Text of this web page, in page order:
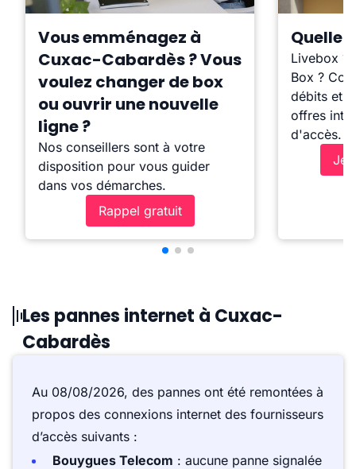
Vous emménagez à
Cuxac-Cabardès ? Vous
voulez changer de box
ou ouvrir une nouvelle
ligne ?
Nos conseillers sont à votre
disposition pour vous guider
dans vos démarches.
Rappel gratuit
Quelle
Livebox ?
Box ?
débits et
offres
d'accès.
Je
Les pannes internet à Cuxac-
Cabardès
Au 08/08/2026, des pannes ont été remontées à
propos des connexions internet des fournisseurs
d’accès suivants :
Bouygues Telecom : aucune panne signalée